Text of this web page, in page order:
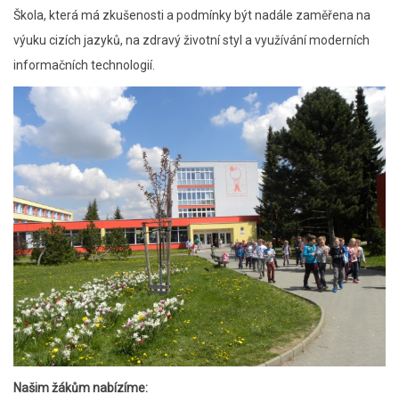
Škola, která má zkušenosti a podmínky být nadále zaměřena na
výuku cizích jazyků, na zdravý životní styl a využívání moderních
informačních technologií.
Našim žákům nabízíme: